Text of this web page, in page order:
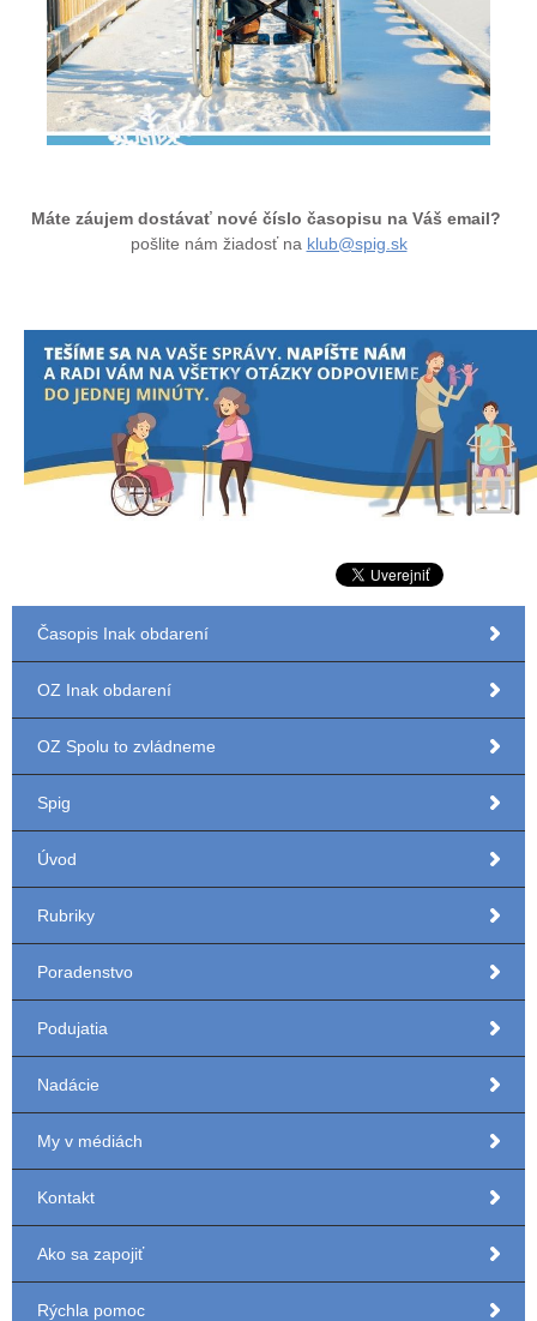
Máte záujem dostávať nové číslo časopisu na Váš email?
pošlite nám žiadosť na klub@spig.sk
Časopis Inak obdarení
OZ Inak obdarení
OZ Spolu to zvládneme
Spig
Úvod
Rubriky
Poradenstvo
Podujatia
Nadácie
My v médiách
Kontakt
Ako sa zapojiť
Rýchla pomoc